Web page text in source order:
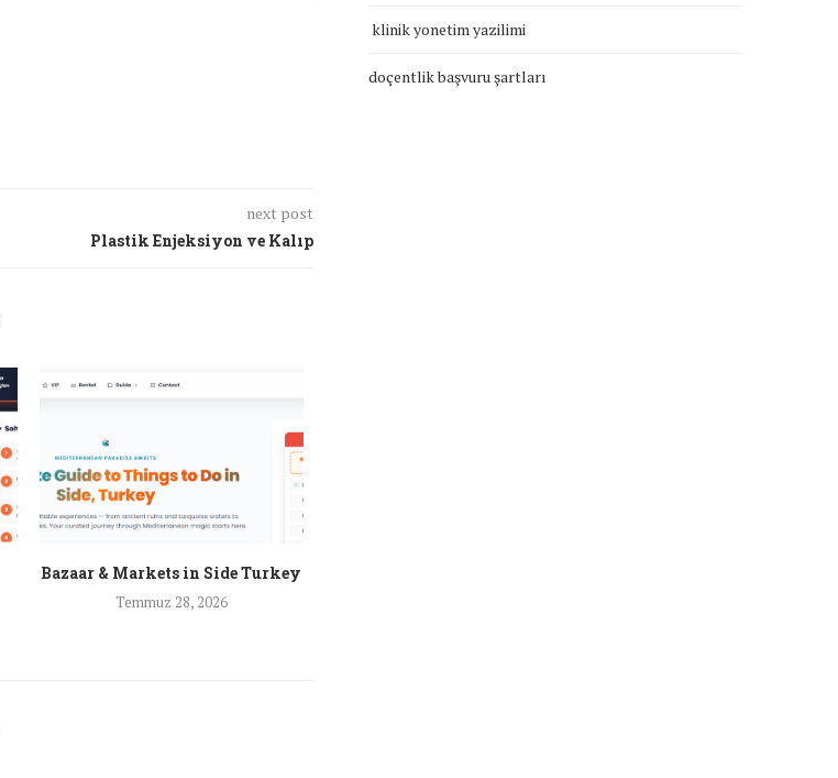
next post
Plastik Enjeksiyon ve Kalıp
Bazaar & Markets in Side Turkey
Temmuz 28, 2026
klinik yonetim yazilimi
doçentlik başvuru şartları